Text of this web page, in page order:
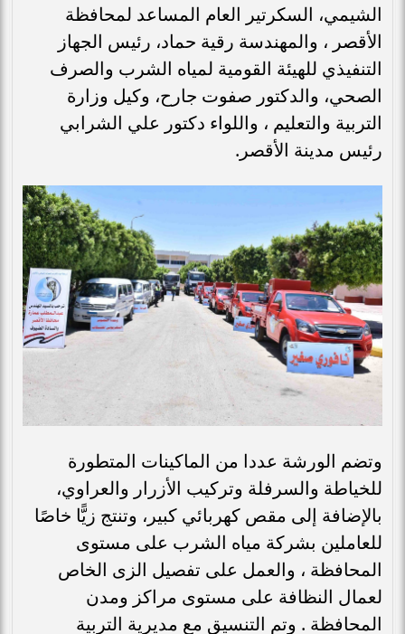
الشيمي، السكرتير العام المساعد لمحافظة
الأقصر ، والمهندسة رقية حماد، رئيس الجهاز
التنفيذي للهيئة القومية لمياه الشرب والصرف
الصحي، والدكتور صفوت جارح، وكيل وزارة
التربية والتعليم ، واللواء دكتور علي الشرابي
رئيس مدينة الأقصر.
وتضم الورشة عددا من الماكينات المتطورة
للخياطة والسرفلة وتركيب الأزرار والعراوي،
بالإضافة إلى مقص كهربائي كبير، وتنتج زيًّا خاصًا
للعاملين بشركة مياه الشرب على مستوى
المحافظة ، والعمل على تفصيل الزى الخاص
لعمال النظافة على مستوى مراكز ومدن
المحافظة . وتم التنسيق مع مديرية التربية